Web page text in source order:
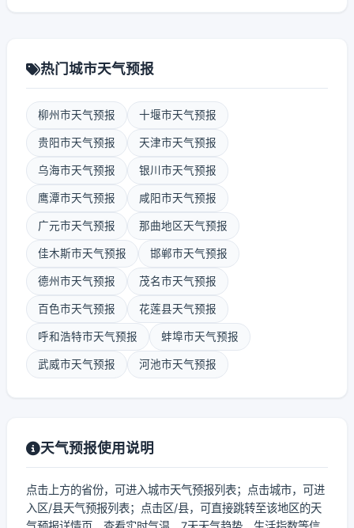
热门城市天气预报
柳州市天气预报 十堰市天气预报
贵阳市天气预报 天津市天气预报
乌海市天气预报 银川市天气预报
鹰潭市天气预报 咸阳市天气预报
广元市天气预报 那曲地区天气预报
佳木斯市天气预报 邯郸市天气预报
德州市天气预报 茂名市天气预报
百色市天气预报 花莲县天气预报
呼和浩特市天气预报 蚌埠市天气预报
武威市天气预报 河池市天气预报
天气预报使用说明
点击上方的省份，可进入城市天气预报列表；点击城市，可进
入区/县天气预报列表；点击区/县，可直接跳转至该地区的天